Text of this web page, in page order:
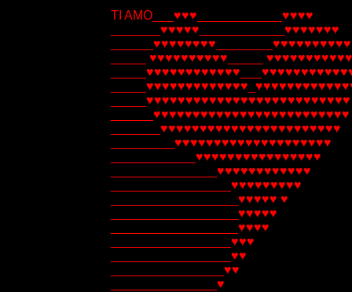
TI AMO___♥♥♥____________♥♥♥♥
_______♥♥♥♥♥____________♥♥♥♥♥♥♥
______♥♥♥♥♥♥♥♥________♥♥♥♥♥♥♥♥♥♥
_____ ♥♥♥♥♥♥♥♥♥♥_____
_____♥♥♥♥♥♥♥♥♥♥♥♥♥♥♥♥♥♥♥♥♥♥♥♥♥♥
______♥♥♥♥♥♥♥♥♥♥♥♥♥♥♥♥♥♥♥♥♥♥♥♥♥
_______♥♥♥♥♥♥♥♥♥♥♥♥♥♥♥♥♥♥♥♥♥♥♥
_________♥♥♥♥♥♥♥♥♥♥♥♥♥♥♥♥♥♥♥♥
____________♥♥♥♥♥♥♥♥♥♥♥♥♥♥♥♥
_______________♥♥♥♥♥♥♥♥♥♥♥♥
_________________♥♥♥♥♥♥♥♥♥
__________________♥♥♥♥♥ ♥
__________________♥♥♥♥♥
__________________♥♥♥♥
_________________♥♥♥
_________________♥♥
________________♥♥
_______________♥